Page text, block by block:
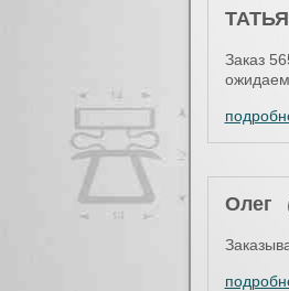
Заказ
Олег